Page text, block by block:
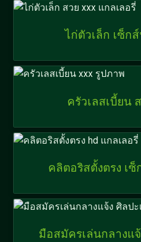
ไก่ตัวเล็ก เซ็ก
ครัวเลสเบี้ยน
คลิตอริสตั้งตรง เ
มือสมัครเล่นกลางแ